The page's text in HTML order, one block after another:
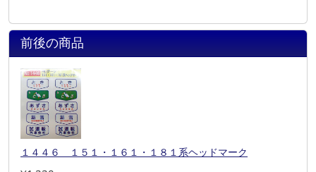
前後の商品
１４４６ １５１・１６１・１８１系ヘッドマーク